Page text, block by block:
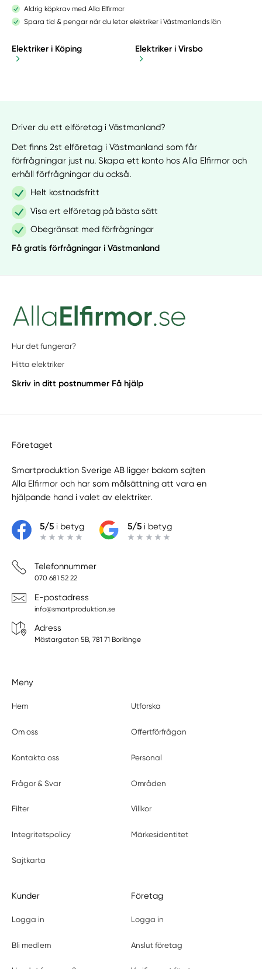
Aldrig köpkrav med Alla Elfirmor
Spara tid & pengar när du letar elektriker i Västmanlands län
Elektriker i Köping Elektriker i Virsbo
Driver du ett elföretag i Västmanland?
Det finns 2st elföretag i Västmanland som får
förfrågningar just nu. Skapa ett konto hos Alla Elfirmor och
erhåll förfrågningar du också.
Helt kostnadsfritt
Visa ert elföretag på bästa sätt
Obegränsat med förfrågningar
Få gratis förfrågningar i Västmanland
Hur det fungerar?
Hitta elektriker
Skriv in ditt postnummer Få hjälp
Företaget
Smartproduktion Sverige AB ligger bakom sajten
Alla Elfirmor och har som målsättning att vara en
hjälpande hand i valet av elektriker.
5/5i betyg 5/5i betyg
Telefonnummer
070 681 52 22
E-postadress
info@smartproduktion.se
Adress
Mästargatan 5B, 781 71 Borlänge
Meny
Hem Utforska
Om oss Offertförfrågan
Kontakta oss Personal
Frågor & Svar Områden
Filter Villkor
Integritetspolicy Märkesidentitet
Sajtkarta
Kunder
Logga in
Bli medlem
Företag
Logga in
Anslut företag